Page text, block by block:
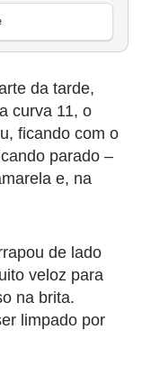
da tarde,
curva 11, o
ficando com o
parado –
e, na
de lado
veloz para
na brita.
limpado por